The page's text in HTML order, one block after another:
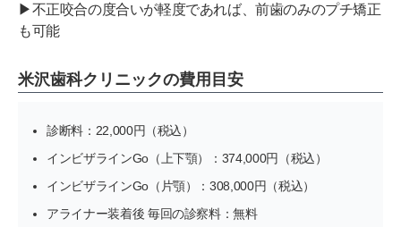
▶不正咬合の度合いが軽度であれば、前歯のみのプチ矯正
も可能
米沢歯科クリニックの費用目安
診断料：22,000円（税込）
インビザラインGo（上下顎）：374,000円（税込）
インビザラインGo（片顎）：308,000円（税込）
アライナー装着後 毎回の診察料：無料